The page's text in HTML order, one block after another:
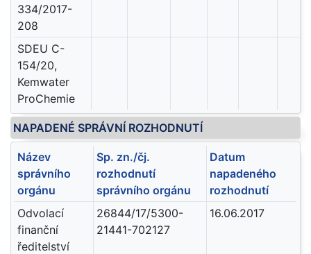
334/2017-
208
SDEU C-
154/20,
Kemwater
ProChemie
NAPADENÉ SPRÁVNÍ ROZHODNUTÍ
Název
správního
orgánu
Sp. zn./čj.
rozhodnutí
správního orgánu
Datum
napadeného
rozhodnutí
Odvolací
finanční
ředitelství
26844/17/5300-
21441-702127
16.06.2017